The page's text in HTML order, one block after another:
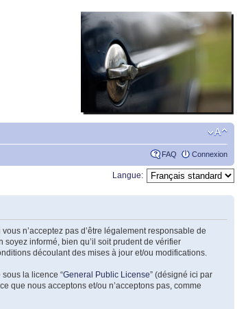
FAQ Connexion
Langue:
vous n’acceptez pas d’être légalement responsable de
soyez informé, bien qu’il soit prudent de vérifier
découlant des mises à jour et/ou modifications.
sous la licence “General Public License” (désigné ici par
que nous acceptons et/ou n’acceptons pas, comme